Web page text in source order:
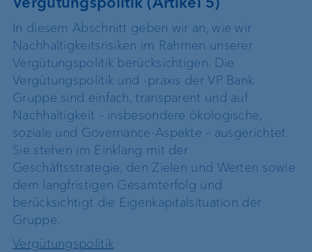
In diesem Abschnitt geben wir an, wie wir
Nachhaltigkeitsrisiken im Rahmen unserer
Vergütungspolitik berücksichtigen. Die
Vergütungspolitik und -praxis der VP Bank
Gruppe sind einfach, transparent und auf
Nachhaltigkeit – insbesondere ökologische,
soziale und Governance-Aspekte – ausgerichtet.
Sie stehen im Einklang mit der
Geschäftsstrategie, den Zielen und Werten sowie
dem langfristigen Gesamterfolg und
berücksichtigt die Eigenkapitalsituation der
Gruppe.
Vergütungspolitik